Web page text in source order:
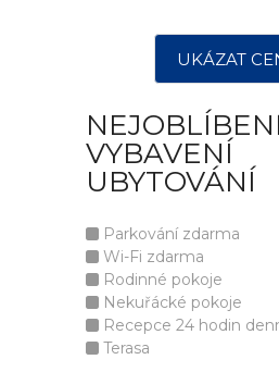
UKÁZAT
VYBAVENÍ
UBYTOVÁNÍ
Parkování zdarma
Wi-Fi zdarma
Rodinné pokoje
Nekuřácké pokoje
Recepce 24 hodin
Terasa